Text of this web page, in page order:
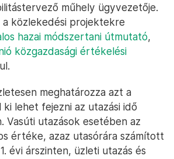
műhely ügyvezetője.
a közlekedési projektekre
hazai módszertani útmutató,
közgazdasági értékelési
meghatározza azt a
lehet fejezni az utazási idő
utazások esetében az
értéke, azaz utasórára számított
évi árszinten, üzleti utazás és